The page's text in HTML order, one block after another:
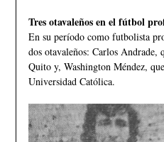
Tres otavaleños en el fútbol
En su período como futbolista
dos otavaleños: Carlos Andrade,
Quito y, Washington Méndez,
Universidad Católica.